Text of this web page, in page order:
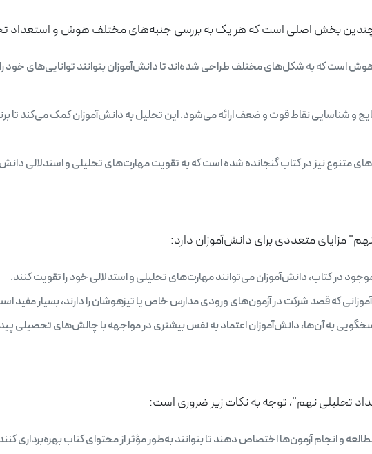
بخش اصلی است که هر یک به بررسی جنبه‌های مختلف هوش و استعداد
است که به شکل‌های مختلف طراحی شده‌اند تا دانش‌آموزان بتوانند توانایی‌های خود
و شناسایی نقاط قوت و ضعف ارائه می‌شود. این تحلیل به دانش‌آموزان کمک می‌کند تا
متنوع نیز در کتاب گنجانده شده است که به تقویت مهارت‌های تحلیلی و استدلالی
مزایای متعددی برای دانش‌آموزان دارد:
در کتاب، دانش‌آموزان می‌توانند مهارت‌های تحلیلی و استدلالی خود را تقویت کنند.
که قصد شرکت در آزمون‌های ورودی مدارس خاص یا تیزهوشان را دارند، بسیار مفید
به آن‌ها، دانش‌آموزان اعتماد به نفس بیشتری در مواجهه با چالش‌های تحصیلی
تحلیلی نهم"، توجه به نکات زیر ضروری است:
و انجام آزمون‌ها اختصاص دهند تا بتوانند به‌طور مؤثر از محتوای کتاب بهره‌برداری